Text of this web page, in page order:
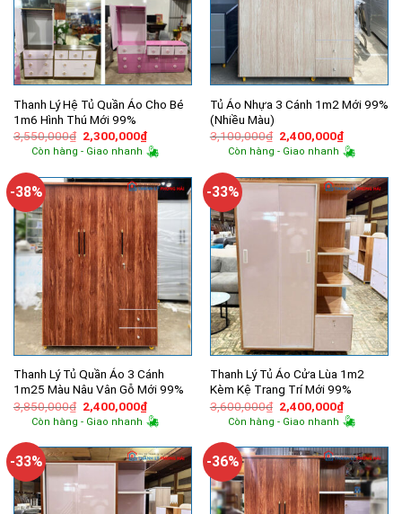
Thanh Lý Hệ Tủ Quần Áo Cho Bé
1m6 Hình Thú Mới 99%
3,550,000₫ Giá
gốc
là:
2,300,000₫Giá
hiện
tại
2,300,000₫.
Còn hàng - Giao nhanh
Tủ Áo Nhựa 3 Cánh 1m2 Mới 99%
(Nhiều Màu)
3,100,000₫ Giá
gốc
là:
2,400,000₫Giá
hiện
tại
Còn hàng - Giao nhanh
-38%
Thanh Lý Tủ Quần Áo 3 Cánh
1m25 Màu Nâu Vân Gỗ Mới 99%
3,850,000₫ Giá
gốc
là:
2,400,000₫Giá
hiện
tại
2,400,000₫.
Còn hàng - Giao nhanh
-33%
Thanh Lý Tủ Áo Cửa Lùa 1m2
Kèm Kệ Trang Trí Mới 99%
3,600,000₫ Giá
gốc
là:
2,400,000₫Giá
hiện
tại
Còn hàng - Giao nhanh
-33% -36%